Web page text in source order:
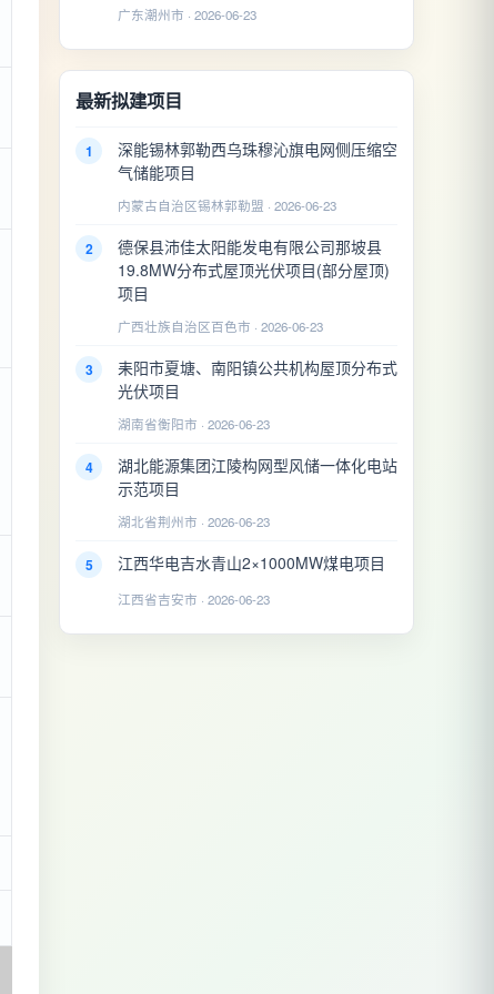
广东潮州市 · 2026-06-23
最新拟建项目
1
深能锡林郭勒西乌珠穆沁旗电网侧压缩空
气储能项目
内蒙古自治区锡林郭勒盟 · 2026-06-23
2
德保县沛佳太阳能发电有限公司那坡县
19.8MW分布式屋顶光伏项目(部分屋顶)
项目
广西壮族自治区百色市 · 2026-06-23
3
耒阳市夏塘、南阳镇公共机构屋顶分布式
光伏项目
湖南省衡阳市 · 2026-06-23
4
湖北能源集团江陵构网型风储一体化电站
示范项目
湖北省荆州市 · 2026-06-23
5 江西华电吉水青山2×1000MW煤电项目
江西省吉安市 · 2026-06-23